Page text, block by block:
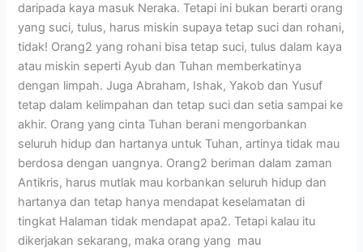
daripada kaya masuk Neraka. Tetapi ini bukan berarti orang
yang suci, tulus, harus miskin supaya tetap suci dan rohani,
tidak! Orang2 yang rohani bisa tetap suci, tulus dalam kaya
atau miskin seperti Ayub dan Tuhan memberkatinya
dengan limpah. Juga Abraham, Ishak, Yakob dan Yusuf
tetap dalam kelimpahan dan tetap suci dan setia sampai ke
akhir. Orang yang cinta Tuhan berani mengorbankan
seluruh hidup dan hartanya untuk Tuhan, artinya tidak mau
berdosa dengan uangnya. Orang2 beriman dalam zaman
Antikris, harus mutlak mau korbankan seluruh hidup dan
hartanya dan tetap hanya mendapat keselamatan di
tingkat Halaman tidak mendapat apa2. Tetapi kalau itu
dikerjakan sekarang, maka orang yang mau